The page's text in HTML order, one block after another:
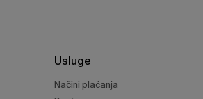
Usluge
Načini plaćanja